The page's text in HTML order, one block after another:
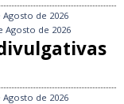
de 2026
Agosto de 2026
de 2026